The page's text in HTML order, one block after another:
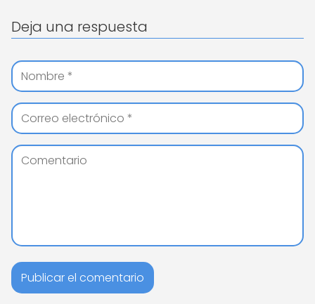
Deja una respuesta